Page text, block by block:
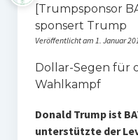
[Trumpsponsor
sponsert Trump
Veröffentlicht am 1. Januar
Dollar-Segen für
Wahlkampf
Donald Trump ist
unterstützte der